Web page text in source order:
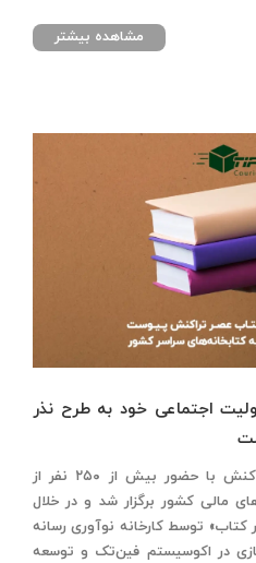
مشاهده بیشتر
اجتماعی خود به طرح نذر
اولین رویداد جایزه عصر تراکنش با حضور بیش از ۲۵۰ نفر از
مالی کشور برگزار شد و در خلال
توسط کارخانه نوآوری رسانه
در اکوسیستم فین‌تک و توسعه